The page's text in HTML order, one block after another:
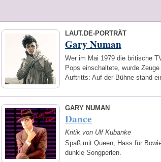
LAUT.DE-PORTRÄT
Gary Numan
Wer im Mai 1979 die britische
Pops einschaltete, wurde
Auftritts: Auf der Bühne stand
GARY NUMAN
Dance
Kritik von Ulf Kubanke
Spaß mit Queen, Hass für
dunkle Songperlen.